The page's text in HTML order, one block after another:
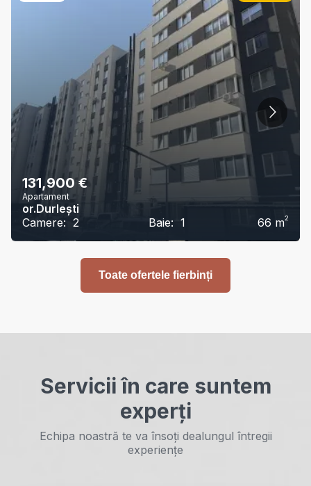
131,900€
Apartament
or.Durlești
Camere: 2 Baie: 1 66 m2
Toate ofertele fierbinți
Servicii în care suntem
experți
Echipa noastră te va însoți dealungul întregii
experiențe